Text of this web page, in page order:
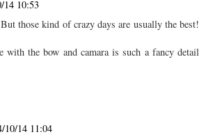
14 10:53
those kind of crazy days are usually the best!
with the bow and camara is such a fancy detail
10/14 11:04